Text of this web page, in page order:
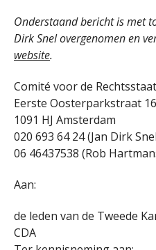
Onderstaand bericht is met
Dirk Snel overgenomen en
website.
Comité voor de Rechtsstaat
Eerste Oosterparkstraat
1091 HJ Amsterdam
020 693 64 24 (Jan Dirk
06 46437538 (Rob
Aan:
de leden van de Tweede
CDA